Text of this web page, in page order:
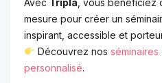
Avec Tripla , vous bénéficiez
mesure pour créer un
inspirant, accessible et
Découvrez nos séminaires
personnalisé.